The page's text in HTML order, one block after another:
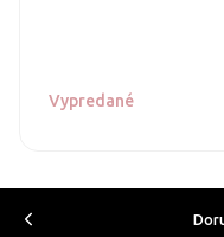
Vypredané